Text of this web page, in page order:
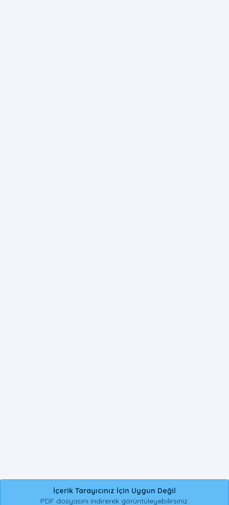
İçerik Tarayıcınız İçin Uygun Değil
PDF dosyasını indirerek görüntüleyebilirsiniz.